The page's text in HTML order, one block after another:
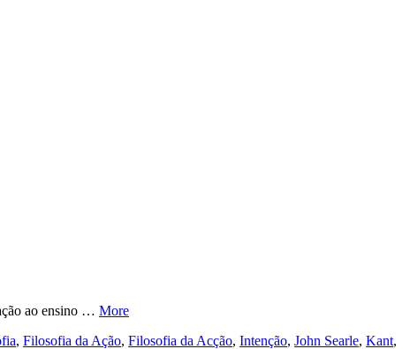
ao ensino … More
, Filosofia da Ação, Filosofia da Acção, Intenção, John Searle, Kant,